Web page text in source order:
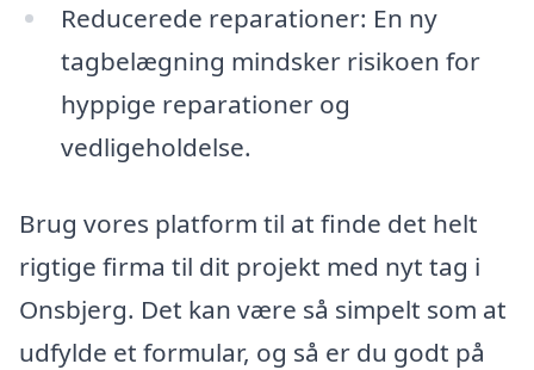
Reducerede reparationer: En ny
tagbelægning mindsker risikoen for
hyppige reparationer og
vedligeholdelse.
Brug vores platform til at finde det helt
rigtige firma til dit projekt med nyt tag i
Onsbjerg. Det kan være så simpelt som at
udfylde et formular, og så er du godt på